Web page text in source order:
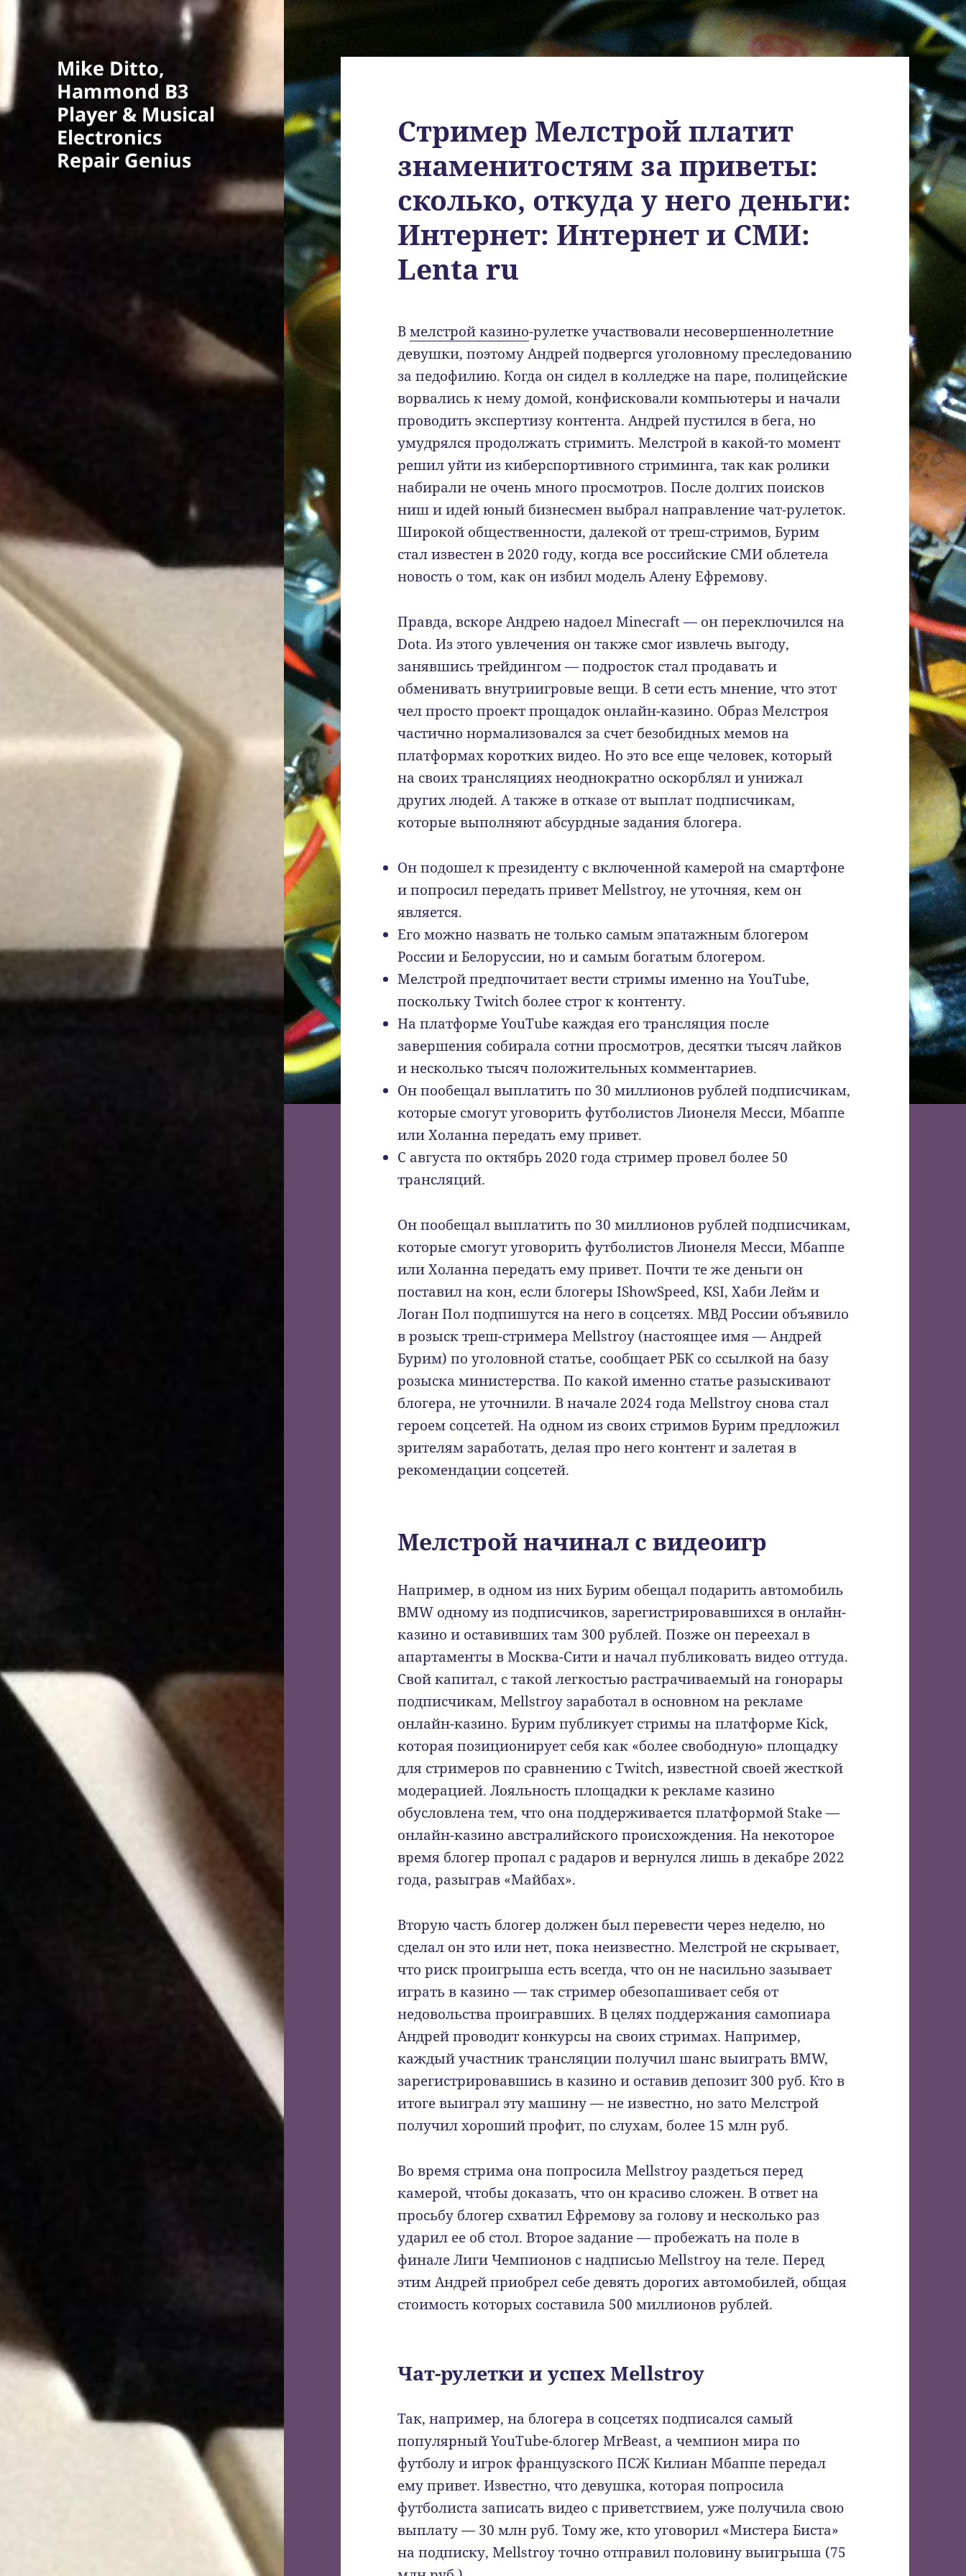
Mike Ditto,
Hammond B3
Player & Musical
Electronics
Repair Genius
Стример Мелстрой платит
знаменитостям за приветы:
сколько, откуда у него деньги:
Интернет: Интернет и СМИ:
Lenta ru
Вмелстрой казино-рулетке участвовали несовершеннолетние
девушки, поэтому Андрей подвергся уголовному преследованию
за педофилию. Когда он сидел в колледже на паре, полицейские
ворвались к нему домой, конфисковали компьютеры и начали
проводить экспертизу контента. Андрей пустился в бега, но
умудрялся продолжать стримить. Мелстрой в какой-то момент
решил уйти из киберспортивного стриминга, так как ролики
набирали не очень много просмотров. После долгих поисков
ниш и идей юный бизнесмен выбрал направление чат-рулеток.
Широкой общественности, далекой от треш-стримов, Бурим
стал известен в 2020 году, когда все российские СМИ облетела
новость о том, как он избил модель Алену Ефремову.
Правда, вскоре Андрею надоел Minecraft — он переключился на
Dota. Из этого увлечения он также смог извлечь выгоду,
занявшись трейдингом — подросток стал продавать и
обменивать внутриигровые вещи. В сети есть мнение, что этот
чел просто проект прощадок онлайн-казино. Образ Мелстроя
частично нормализовался за счет безобидных мемов на
платформах коротких видео. Но это все еще человек, который
на своих трансляциях неоднократно оскорблял и унижал
других людей. А также в отказе от выплат подписчикам,
которые выполняют абсурдные задания блогера.
Он подошел к президенту с включенной камерой на смартфоне
и попросил передать привет Mellstroy, не уточняя, кем он
является.
Его можно назвать не только самым эпатажным блогером
России и Белоруссии, но и самым богатым блогером.
Мелстрой предпочитает вести стримы именно на YouTube,
поскольку Twitch более строг к контенту.
На платформе YouTube каждая его трансляция после
завершения собирала сотни просмотров, десятки тысяч лайков
и несколько тысяч положительных комментариев.
Он пообещал выплатить по 30 миллионов рублей подписчикам,
которые смогут уговорить футболистов Лионеля Месси, Мбаппе
или Холанна передать ему привет.
С августа по октябрь 2020 года стример провел более 50
трансляций.
Он пообещал выплатить по 30 миллионов рублей подписчикам,
которые смогут уговорить футболистов Лионеля Месси, Мбаппе
или Холанна передать ему привет. Почти те же деньги он
поставил на кон, если блогеры IShowSpeed, KSI, Хаби Лейм и
Логан Пол подпишутся на него в соцсетях. МВД России объявило
в розыск треш-стримера Mellstroy (настоящее имя — Андрей
Бурим) по уголовной статье, сообщает РБК со ссылкой на базу
розыска министерства. По какой именно статье разыскивают
блогера, не уточнили. В начале 2024 года Mellstroy снова стал
героем соцсетей. На одном из своих стримов Бурим предложил
зрителям заработать, делая про него контент и залетая в
рекомендации соцсетей.
Мелстрой начинал с видеоигр
Например, в одном из них Бурим обещал подарить автомобиль
BMW одному из подписчиков, зарегистрировавшихся в онлайн-
казино и оставивших там 300 рублей. Позже он переехал в
апартаменты в Москва-Сити и начал публиковать видео оттуда.
Свой капитал, с такой легкостью растрачиваемый на гонорары
подписчикам, Mellstroy заработал в основном на рекламе
онлайн-казино. Бурим публикует стримы на платформе Kick,
которая позиционирует себя как «более свободную» площадку
для стримеров по сравнению с Twitch, известной своей жесткой
модерацией. Лояльность площадки к рекламе казино
обусловлена тем, что она поддерживается платформой Stake —
онлайн-казино австралийского происхождения. На некоторое
время блогер пропал с радаров и вернулся лишь в декабре 2022
года, разыграв «Майбах».
Вторую часть блогер должен был перевести через неделю, но
сделал он это или нет, пока неизвестно. Мелстрой не скрывает,
что риск проигрыша есть всегда, что он не насильно зазывает
играть в казино — так стример обезопашивает себя от
недовольства проигравших. В целях поддержания самопиара
Андрей проводит конкурсы на своих стримах. Например,
каждый участник трансляции получил шанс выиграть BMW,
зарегистрировавшись в казино и оставив депозит 300 руб. Кто в
итоге выиграл эту машину — не известно, но зато Мелстрой
получил хороший профит, по слухам, более 15 млн руб.
Во время стрима она попросила Mellstroy раздеться перед
камерой, чтобы доказать, что он красиво сложен. В ответ на
просьбу блогер схватил Ефремову за голову и несколько раз
ударил ее об стол. Второе задание — пробежать на поле в
финале Лиги Чемпионов с надписью Mellstroy на теле. Перед
этим Андрей приобрел себе девять дорогих автомобилей, общая
стоимость которых составила 500 миллионов рублей.
Чат-рулетки и успех Mellstroy
Так, например, на блогера в соцсетях подписался самый
популярный YouTube-блогер MrBeast, а чемпион мира по
футболу и игрок французского ПСЖ Килиан Мбаппе передал
ему привет. Известно, что девушка, которая попросила
футболиста записать видео с приветствием, уже получила свою
выплату — 30 млн руб. Тому же, кто уговорил «Мистера Биста»
на подписку, Mellstroy точно отправил половину выигрыша (75